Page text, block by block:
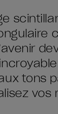
tons
vos